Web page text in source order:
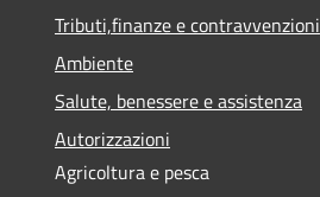
Tributi,finanze e contravvenzioni
Ambiente
Salute, benessere e assistenza
Autorizzazioni
Agricoltura e pesca